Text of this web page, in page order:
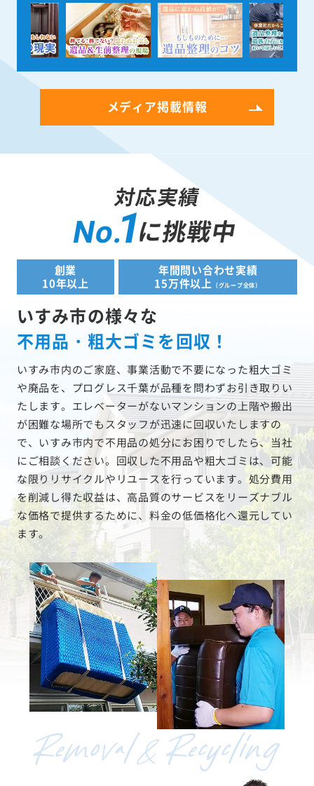
メディア掲載情報
対応実績
No.1に挑戦中
創業
10年以上
年間問い合わせ実績
15万件以上
（グループ全体）
いすみ市の様々な
不用品・粗大ゴミを回収！
いすみ市内のご家庭、事業活動で不要になった粗大ゴミ
や廃品を、プログレス千葉が品種を問わずお引き取りい
たします。エレベーターがないマンションの上階や搬出
が困難な場所でもスタッフが迅速に回収いたしますの
で、いすみ市内で不用品の処分にお困りでしたら、当社
にご相談ください。回収した不用品や粗大ゴミは、可能
な限りリサイクルやリユースを行っています。処分費用
を削減し得た収益は、高品質のサービスをリーズナブル
な価格で提供するために、料金の低価格化へ還元してい
ます。